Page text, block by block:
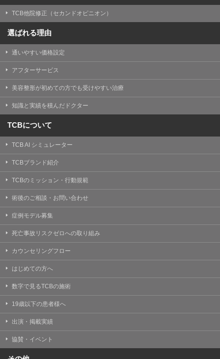
TCB他院修正（セカンドオピニオン）
選ばれる理由
通いやすい価格設定
アフターサービス
美容整形が初めての方でも受けやすい治療
知識と実績を積んだドクター
TCBについて
TCB AI シミュレーター
TCBブランド紹介
TCBのミッション・行動規範
術後のご相談・お問い合わせ
症例モデル募集
死亡事故リスクゼロへの取り組み
カウンセリングフロー
はじめての方へ
数字で見るTCBの施術
19歳以下の患者様へ
出演・掲載実績
協賛・イベント